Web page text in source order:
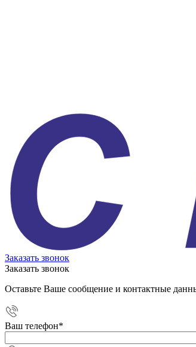
Заказать звонок
Заказать звонок
Оставьте Ваше сообщение и контактные
Ваш телефон*